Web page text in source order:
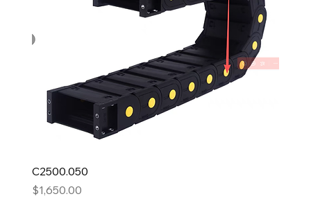
C2500.050
Precio
$1,650.00